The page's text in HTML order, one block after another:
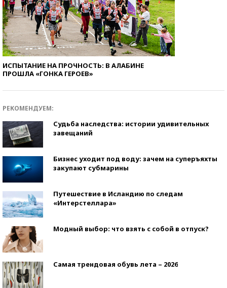
ИСПЫТАНИЕ НА ПРОЧНОСТЬ: В АЛАБИНЕ
ПРОШЛА «ГОНКА ГЕРОЕВ»
РЕКОМЕНДУЕМ:
Судьба наследства: истории удивительных
завещаний
Бизнес уходит под воду: зачем на суперъяхты
закупают субмарины
Путешествие в Исландию по следам
«Интерстеллара»
Модный выбор: что взять с собой в отпуск?
Самая трендовая обувь лета – 2026